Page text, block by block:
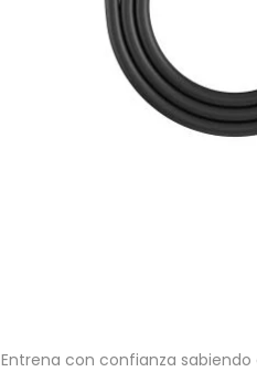
Entrena con confianza